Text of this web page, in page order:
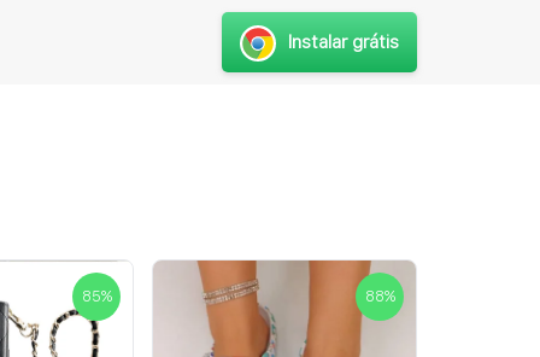
Instalar grátis
85% 88%